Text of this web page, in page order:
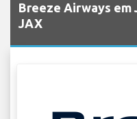
Breeze Airways
JAX